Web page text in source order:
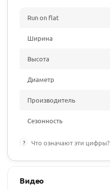
Run on flat
Ширина
Высота
Диаметр
Производитель
Сезонность
? Что означают эти цифры?
Видео